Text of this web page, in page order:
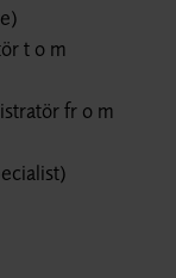
t o m
fr o m